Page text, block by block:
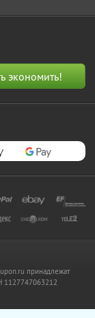
принадлежат
1127747063212